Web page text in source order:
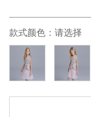
款式颜色： 请选择